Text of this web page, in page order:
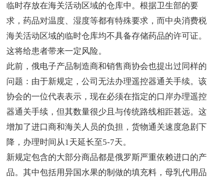
临时存放在海关活动区域的仓库中。根据卫生部的要
求，药品对温度、湿度等都有特殊要求，而中央消费税
海关活动区域的临时仓库均不具备存储药品的许可证。
这将给患者带来一定风险。
此前，俄电子产品制造商和销售商协会也提出过同样的
问题：由于新规定，公司无法办理遥控器通关手续。该
协会的一位代表表示，现在必须在指定的口岸办理遥控
器通关手续，但其数量很少且与传统路线相距甚远。这
增加了进口商和海关人员的负担，货物通关速度急剧下
降，办理时间从1天延长至5-7天。
新规定包含的大部分商品都是俄罗斯严重依赖进口的产
品。其中包括用异国水果的制做的填充料，母乳代用品